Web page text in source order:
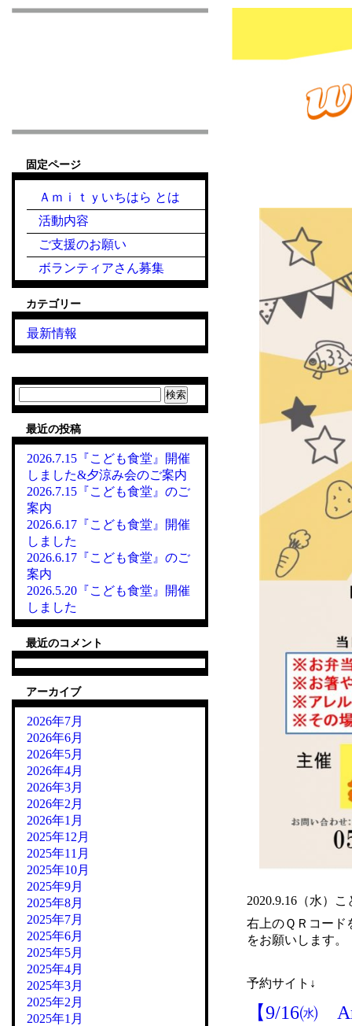
2020.9.16（水）
右上のＱＲコード
をお願いします。
予約サイト↓
【9/16㈬
固定ページ
Ａｍｉｔｙいちはら とは
活動内容
ご支援のお願い
ボランティアさん募集
カテゴリー
最新情報
索:
最近の投稿
2026.7.15『こども食堂』開催
しました&夕涼み会のご案内
2026.7.15『こども食堂』のご
案内
2026.6.17『こども食堂』開催
しました
2026.6.17『こども食堂』のご
案内
2026.5.20『こども食堂』開催
しました
最近のコメント
アーカイブ
2026年7月
2026年6月
2026年5月
2026年4月
2026年3月
2026年2月
2026年1月
2025年12月
2025年11月
2025年10月
2025年9月
2025年8月
2025年7月
2025年6月
2025年5月
2025年4月
2025年3月
2025年2月
2025年1月